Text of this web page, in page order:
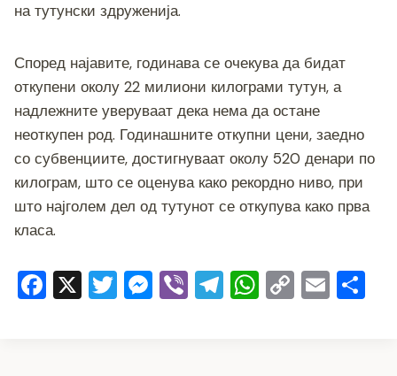
на тутунски здруженија.
Според најавите, годинава се очекува да бидат
откупени околу 22 милиони килограми тутун, а
надлежните уверуваат дека нема да остане
неоткупен род. Годинашните откупни цени, заедно
со субвенциите, достигнуваат околу 520 денари по
килограм, што се оценува како рекордно ниво, при
што најголем дел од тутунот се откупува како прва
класа.
F X T M Vi T W C E